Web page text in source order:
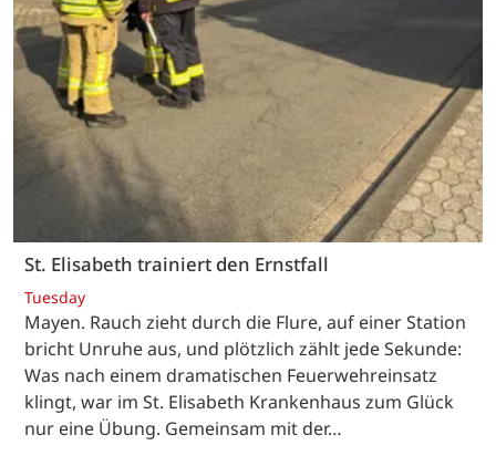
St. Elisabeth trainiert den Ernstfall
Tuesday
Mayen. Rauch zieht durch die Flure, auf einer Station
bricht Unruhe aus, und plötzlich zählt jede Sekunde:
Was nach einem dramatischen Feuerwehreinsatz
klingt, war im St. Elisabeth Krankenhaus zum Glück
nur eine Übung. Gemeinsam mit der…